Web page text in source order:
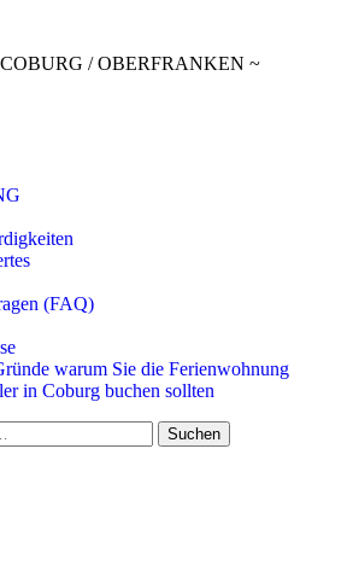
/ OBERFRANKEN ~
(FAQ)
warum Sie die Ferienwohnung
in Coburg buchen sollten